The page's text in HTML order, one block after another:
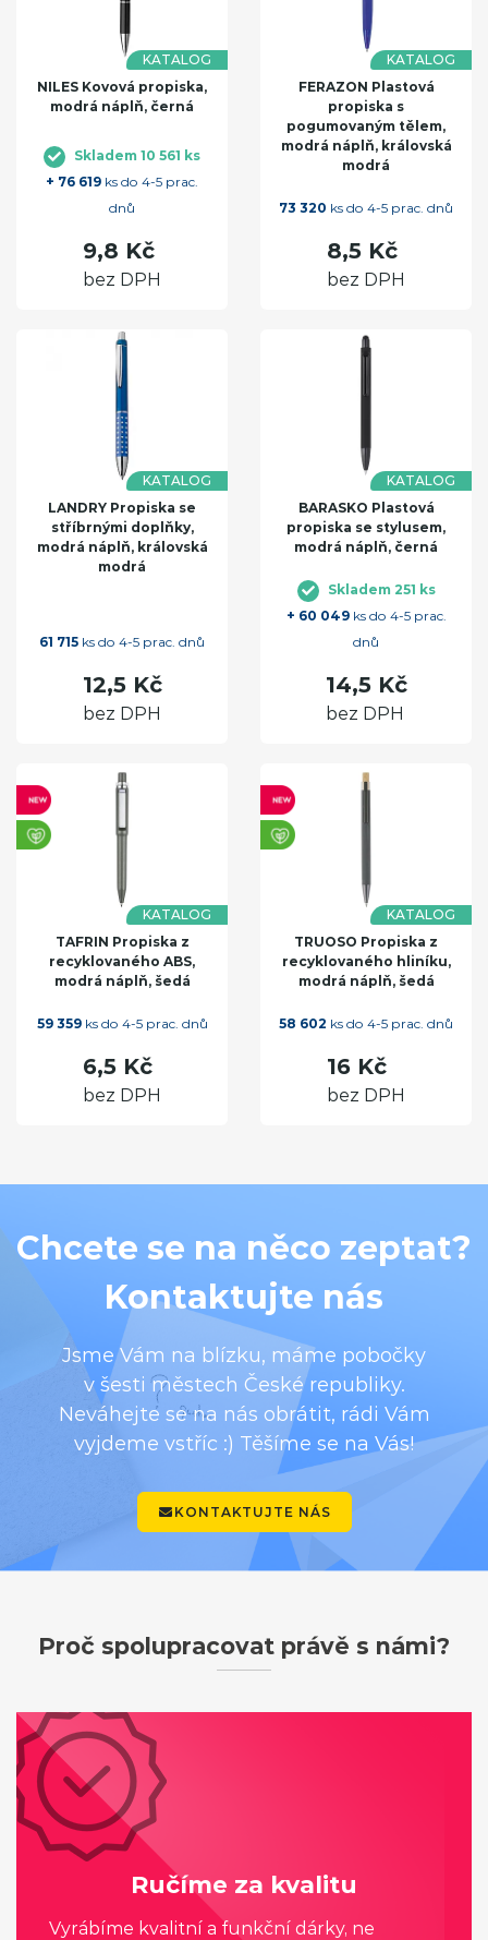
KATALOG
NILES Kovová propiska,
modrá náplň, černá
Skladem 10 561 ks
+ 76 619 ks do 4-5 prac.
dnů
9,8 Kč
bez DPH
KATALOG
FERAZON Plastová
propiska s
pogumovaným tělem,
modrá náplň, královská
modrá
73 320 ks do 4-5 prac. dnů
8,5 Kč
bez DPH
KATALOG
LANDRY Propiska se
stříbrnými doplňky,
modrá náplň, královská
modrá
61 715 ks do 4-5 prac. dnů
12,5 Kč
bez DPH
KATALOG
BARASKO Plastová
propiska se stylusem,
modrá náplň, černá
Skladem 251 ks
+ 60 049ks do 4-5 prac.
dnů
14,5 Kč
bez DPH
KATALOG
TAFRIN Propiska z
recyklovaného ABS,
modrá náplň, šedá
59 359ks do 4-5 prac. dnů
6,5 Kč
bez DPH
KATALOG
TRUOSO Propiska z
recyklovaného hliníku,
modrá náplň, šedá
58 602 ks do 4-5 prac. dnů
16 Kč
bez DPH
Chcete se na něco zeptat?
Kontaktujte nás
Jsme Vám na blízku, máme pobočky
v šesti městech České republiky.
Neváhejte se na nás obrátit, rádi Vám
vyjdeme vstříc :) Těšíme se na Vás!
KONTAKTUJTE NÁS
Proč spolupracovat právě s námi?
Ručíme za kvalitu
Vyrábíme kvalitní a funkční dárky, ne